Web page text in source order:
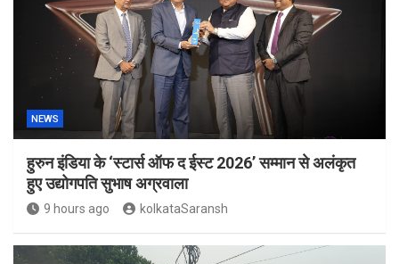
NEWS
हुरुन इंडिया के ‘स्टार्स ऑफ द ईस्ट 2026’ सम्मान से अलंकृत
हुए उद्योगपति सुभाष अग्रवाला
9 hours ago kolkataSaransh